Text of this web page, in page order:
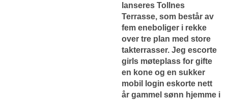
lanseres Tollnes
Terrasse, som består av
fem eneboliger i rekke
over tre plan med store
takterrasser. Jeg escorte
girls møteplass for gifte
en kone og en sukker
mobil login eskorte nett
år gammel sønn hjemme i